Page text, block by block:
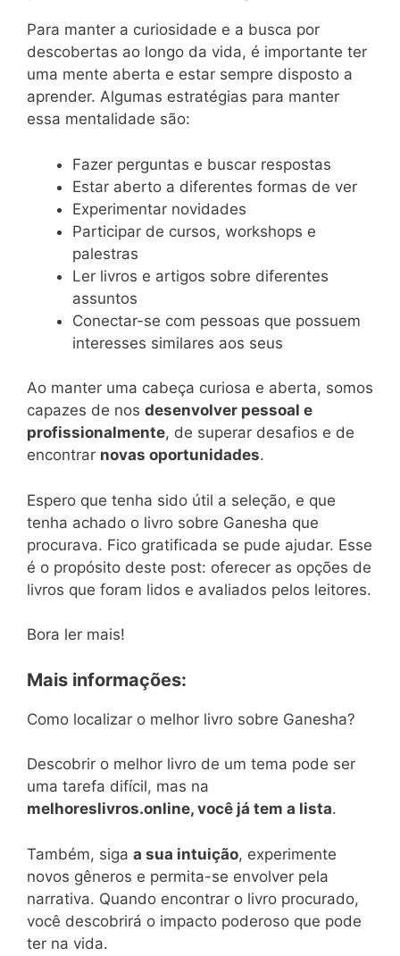
Para manter a curiosidade e a busca por
descobertas ao longo da vida, é importante ter
uma mente aberta e estar sempre disposto a
aprender. Algumas estratégias para manter
essa mentalidade são:
Fazer perguntas e buscar respostas
Estar aberto a diferentes formas de ver
Experimentar novidades
Participar de cursos, workshops e
palestras
Ler livros e artigos sobre diferentes
assuntos
Conectar-se com pessoas que possuem
interesses similares aos seus
Ao manter uma cabeça curiosa e aberta, somos
capazes de nos desenvolver pessoal e
profissionalmente, de superar desafios e de
encontrar novas oportunidades.
Espero que tenha sido útil a seleção, e que
tenha achado o livro sobre Ganesha que
procurava. Fico gratificada se pude ajudar. Esse
é o propósito deste post: oferecer as opções de
livros que foram lidos e avaliados pelos leitores.
Bora ler mais!
Mais informações:
Como localizar o melhor livro sobre Ganesha?
Descobrir o melhor livro de um tema pode ser
uma tarefa difícil, mas na
melhoreslivros.online, você já tem a lista.
Também, siga a sua intuição, experimente
novos gêneros e permita-se envolver pela
narrativa. Quando encontrar o livro procurado,
você descobrirá o impacto poderoso que pode
ter na vida.